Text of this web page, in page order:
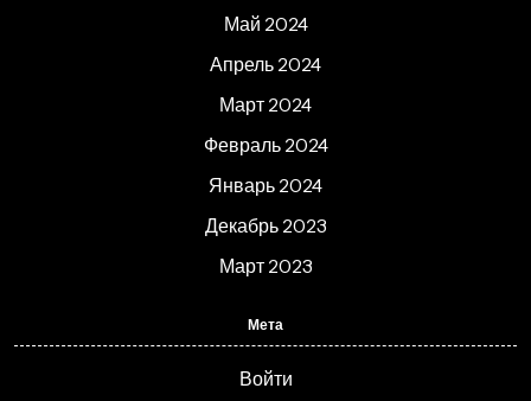
Май 2024
Апрель 2024
Март 2024
Февраль 2024
Январь 2024
Декабрь 2023
Март 2023
Мета
Войти